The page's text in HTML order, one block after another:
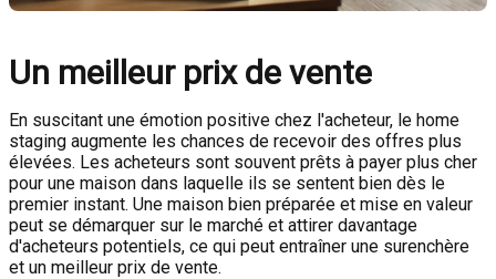
Un meilleur prix de vente
En suscitant une émotion positive chez l'acheteur, le home
staging augmente les chances de recevoir des offres plus
élevées. Les acheteurs sont souvent prêts à payer plus cher
pour une maison dans laquelle ils se sentent bien dès le
premier instant. Une maison bien préparée et mise en valeur
peut se démarquer sur le marché et attirer davantage
d'acheteurs potentiels, ce qui peut entraîner une surenchère
et un meilleur prix de vente.